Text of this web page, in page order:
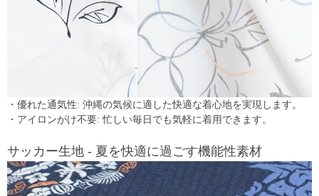
・優れた通気性: 沖縄の気候に適した快適な着心地を実現します。
・アイロンがけ不要: 忙しい毎日でも気軽に着用できます。
サッカー生地 - 夏を快適に過ごす機能性素材